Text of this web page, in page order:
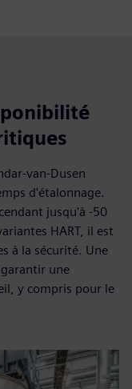
van-Dusen
d'étalonnage.
jusqu'à -50
HART, il est
à la sécurité. Une
une
y compris pour le